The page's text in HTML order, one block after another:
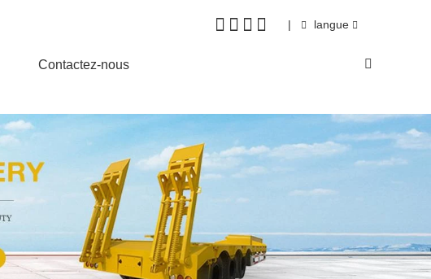
| langue
Contactez-nous